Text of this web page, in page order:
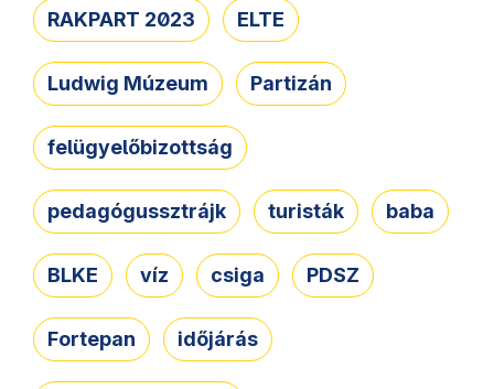
RAKPART 2023 ELTE
Ludwig Múzeum Partizán
felügyelőbizottság
pedagógussztrájk turisták baba
BLKE víz csiga PDSZ
Fortepan időjárás